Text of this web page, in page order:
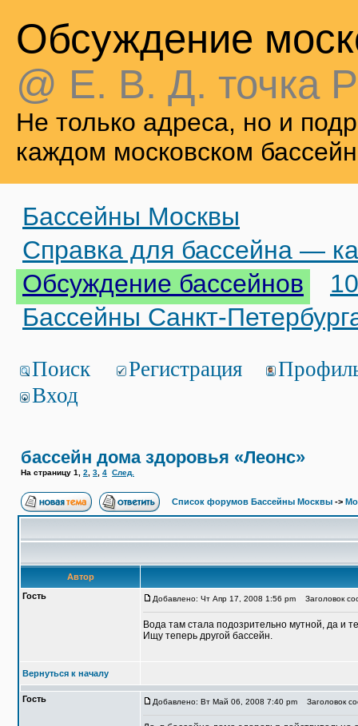
Обсуждение
@ Е. В. Д. точка
Не только адреса, но и
каждом московском
Бассейны Москвы
Справка для бассейна —
Обсуждение бассейнов
Бассейны Санкт-
Поиск Регистрация
Вход
бассейн дома здоровья «Леонс»
На страницу 1 2 3 4 След.
Список форумов Бассейны Москвы ->
Автор
Гость
Добавлено: Чт Апр 17, 2008 1:56 pm Заголовок
Вода там стала подозрительно мутной, да и
Ищу теперь другой бассейн.
Вернуться к началу
Гость Добавлено: Вт Май 06, 2008 7:40 pm Заголовок